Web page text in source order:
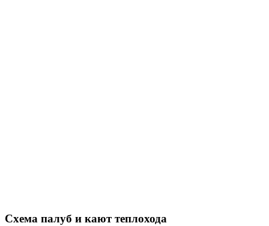
Схема палуб и кают теплохода